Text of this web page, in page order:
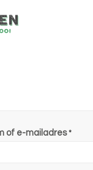
of e-mailadres*